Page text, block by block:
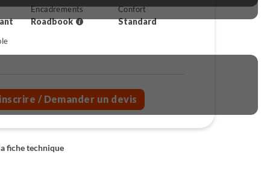
Encadrements
Roadbook
Confort
Standard
/ Demander un devis
fiche technique